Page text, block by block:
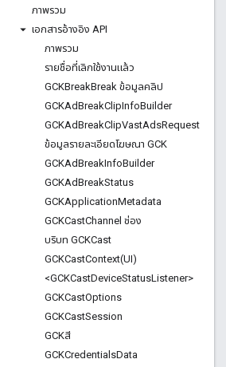
ภาพรวม
เอกสารอ้างอิง API
ภาพรวม
รายชื่อที่เลิกใช้งานแล้ว
GCKBreakBreak ข้อมูลคลิป
GCKAdBreakClipInfoBuilder
GCKAdBreakClipVastAdsRequest
ข้อมูลรายละเอียดโฆษณา GCK
GCKAdBreakInfoBuilder
GCKAdBreakStatus
GCKApplicationMetadata
GCKCastChannel ช่อง
บริบท GCKCast
GCKCastContext(UI)
<GCKCastDeviceStatusListener>
GCKCastOptions
GCKCastSession
GCKสี
GCKCredentialsData